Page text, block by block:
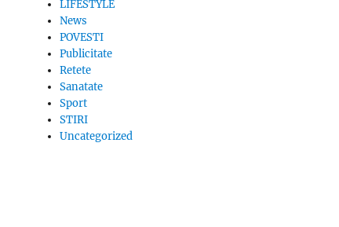
LIFESTYLE
News
POVESTI
Publicitate
Retete
Sanatate
Sport
STIRI
Uncategorized